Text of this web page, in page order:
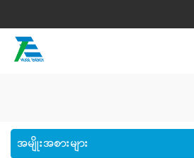
အမျိုးအစားများ